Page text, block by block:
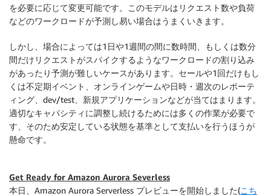
を必要に応じて変更可能です。このモデルはリクエスト数や負荷
などのワークロードが予測し易い場合はうまくいきます。
しかし、場合によっては1日や1週間の間に数時間、もしくは数分
間だけリクエストがスパイクするようなワークロードの割り込み
があったり予測が難しいケースがあります。セールや1回だけもし
くは不定期イベント、オンラインゲームや日時・週次のレポーテ
ィング、dev/test、新規アプリケーションなどが当てはまります。
適切なキャパシティに調整し続けるためには多くの作業が必要で
す、そのため安定している状態を基準として支払いを行うほうが
懸命です。
Get Ready for Amazon Aurora Severless
本日、Amazon Aurora Serverless プレビューを開始しました(こち